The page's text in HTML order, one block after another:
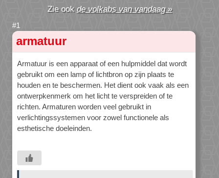
de volkabs van vandaag »
armatuur
Armatuur is een apparaat of een hulpmiddel dat wordt
gebruikt om een lamp of lichtbron op zijn plaats te
houden en te beschermen. Het dient ook vaak als een
ontwerpkenmerk om het licht te verspreiden of te
richten. Armaturen worden veel gebruikt in
verlichtingssystemen voor zowel functionele als
esthetische doeleinden.